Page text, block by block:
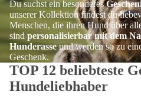
Du suchst ein besonderes
unserer Kollektion findest du
Menschen, die ihren Hund über
sind personalisierbar mit dem
Hunderasseund werden so zu
Geschenk.
TOP 12 beliebteste
Hundeliebhaber